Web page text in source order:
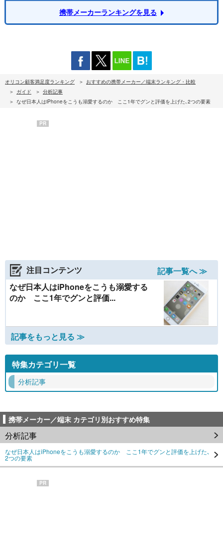
携帯メーカーランキングを見る
オリコン顧客満足度ランキング
おすすめの携帯メーカー／端末ランキング・比較
ガイド
分析記事
なぜ日本人はiPhoneをこうも溺愛するのか ここ1年でグンと評価を上げた､2つの要素
PR
注目コンテンツ
記事一覧へ ≫
なぜ日本人はiPhoneをこうも溺愛する
のか ここ1年でグンと評価...
記事をもっと見る ≫
特集カテゴリ一覧
分析記事
携帯メーカー／端末 カテゴリ別おすすめ特集
分析記事
なぜ日本人はiPhoneをこうも溺愛するのか ここ1年でグンと評価を上げた､
2つの要素
PR